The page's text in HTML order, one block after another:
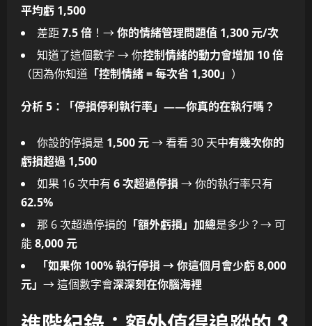
平均虧 1,500
差距7.5 倍 ！→你的情緒管理問題值 1,300 元/次
知道了這個數字 → 你控制情緒的動力會增加 10 倍
（因為你知道 「控制情緒 = 每次省 1,300」 ）
分析 5：「停損停利執行率」——你真的在執行嗎？
你設的停損是 1,500 元→ 看看 30 天中有幾次你的
虧損超過 1,500
如果 16 次中有 6 次超過停損 → 你的執行率只有
62.5%
那 6 次超過停損的 「額外虧損」加總是多少？→ 可
能8,000 元
「如果你 100% 執行停損 → 你這個月會少虧 8,000
元」 → 這個數字會深深刻在你腦海裡